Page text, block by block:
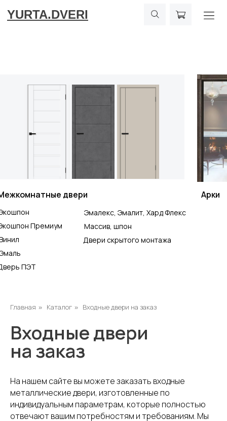
YURTA.DVERI
ПЭТ
Премиум
Двери скрытого монтажа
Массив, шпон
Эмалекс, Эмалит, Хард Флекс
Арки
двери
Главная » Каталог » Входные двери на заказ
Входные двери
на заказ
На нашем сайте вы можете заказать входные
металлические двери, изготовленные по
индивидуальным параметрам, которые полностью
отвечают вашим потребностям и требованиям. Мы